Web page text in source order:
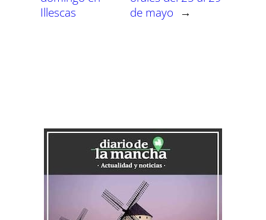
Illescas
de mayo →